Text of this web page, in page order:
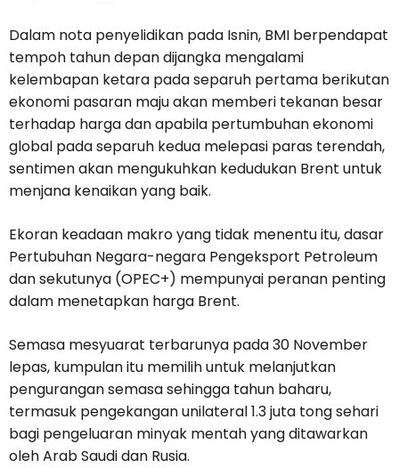
Dalam nota penyelidikan pada Isnin, BMI berpendapat
tempoh tahun depan dijangka mengalami
kelembapan ketara pada separuh pertama berikutan
ekonomi pasaran maju akan memberi tekanan besar
terhadap harga dan apabila pertumbuhan ekonomi
global pada separuh kedua melepasi paras terendah,
sentimen akan mengukuhkan kedudukan Brent untuk
menjana kenaikan yang baik.
Ekoran keadaan makro yang tidak menentu itu, dasar
Pertubuhan Negara-negara Pengeksport Petroleum
dan sekutunya (OPEC+) mempunyai peranan penting
dalam menetapkan harga Brent.
Semasa mesyuarat terbarunya pada 30 November
lepas, kumpulan itu memilih untuk melanjutkan
pengurangan semasa sehingga tahun baharu,
termasuk pengekangan unilateral 1.3 juta tong sehari
bagi pengeluaran minyak mentah yang ditawarkan
oleh Arab Saudi dan Rusia.